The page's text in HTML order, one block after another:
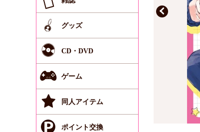
グッズ
CD・DVD
ゲーム
同人アイテム
ポイント交換